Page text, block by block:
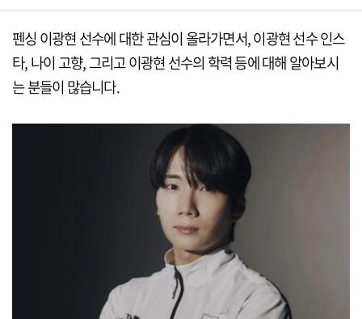
펜싱 이광현 선수에 대한 관심이 올라가면서, 이광현 선수 인스
타, 나이 고향, 그리고 이광현 선수의 학력 등에 대해 알아보시
는 분들이 많습니다.